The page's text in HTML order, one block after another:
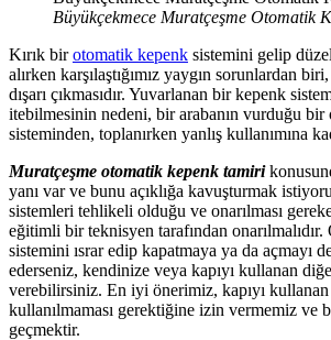
Büyükçekmece Muratçeşme Otomatik
Kırık birotomatik kepenk sistemini gelip
alırken karşılaştığımız yaygın sorunlardan
dışarı çıkmasıdır. Yuvarlanan bir kepenk
itebilmesinin nedeni, bir arabanın vurduğu
sisteminden, toplanırken yanlış kullanımına
Muratçeşme otomatik kepenk tamiri
yanı var ve bunu açıklığa kavuşturmak
sistemleri tehlikeli olduğu ve onarılması
eğitimli bir teknisyen tarafından
sistemini ısrar edip kapatmaya ya da açmayı
ederseniz, kendinize veya kapıyı kullanan
verebilirsiniz. En iyi önerimiz, kapıyı kullanan
kullanılmaması gerektiğine izin vermemiz ve
geçmektir.